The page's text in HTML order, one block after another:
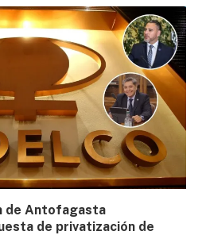
de Antofagasta
de privatización de